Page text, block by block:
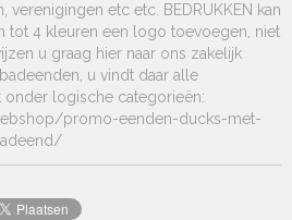
etc etc. BEDRUKKEN kan
tot 4 kleuren een logo toevoegen, niet
u graag hier naar ons zakelijk
u vindt daar alle
logische categorieën:
promo-eenden-ducks-met-